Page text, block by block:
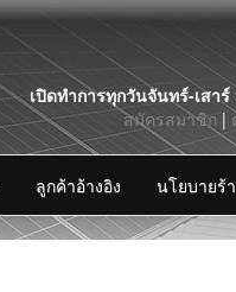
เปิดทำการทุกวันจันทร์-เสา
สมัครสมาชิก |
ลูกค้าอ้างอิง นโยบายร้